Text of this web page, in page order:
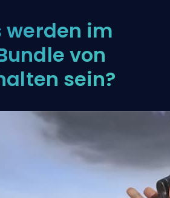
werden im
von
sein?